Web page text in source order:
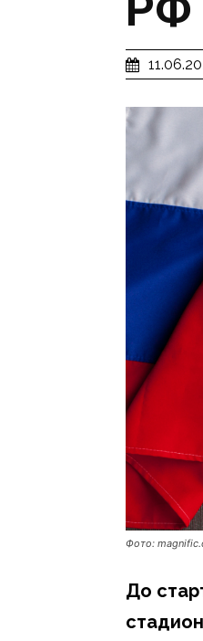
Фото:
До